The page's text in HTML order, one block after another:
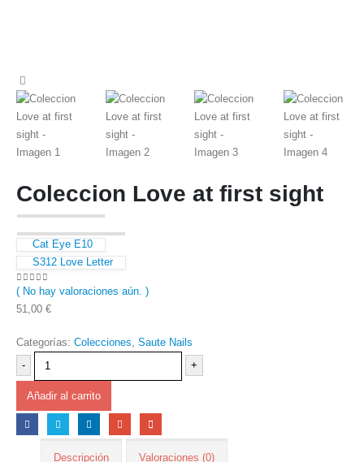
Coleccion Love at first sight
Cat Eye E10
S312 Love Letter
0 out of 5
( No hay valoraciones aún. )
51,00 €
Categorías: Colecciones Saute Nails
-
+
Añadir al carrito
Descripción Valoraciones (0)